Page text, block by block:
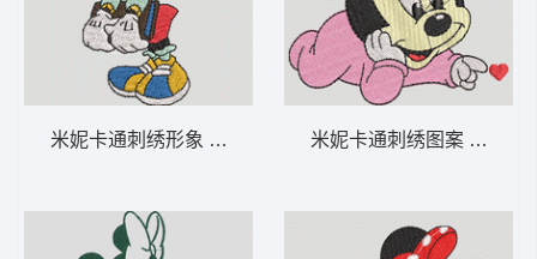
米妮卡通刺绣形象 米妮 36-DST格式米妮卡通刺绣图案 米妮